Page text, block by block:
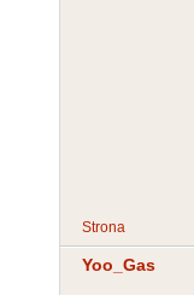
Strona
Yoo_Gas